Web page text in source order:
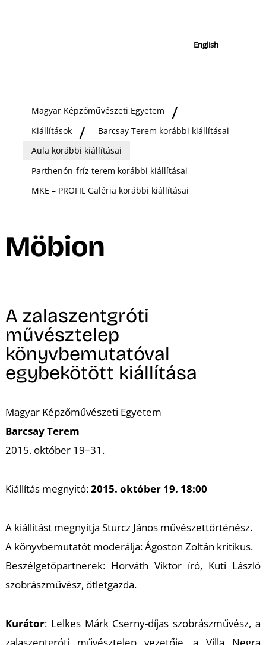
English
Magyar Képzőművészeti Egyetem
Kiállítások
Barcsay Terem korábbi kiállításai
Aula korábbi kiállításai
Parthenón-fríz terem korábbi kiállításai
MKE – PROFIL Galéria korábbi kiállításai
Möbion
A zalaszentgróti
művésztelep
könyvbemutatóval
egybekötött kiállítása
Magyar Képzőművészeti Egyetem
Barcsay Terem
2015. október 19–31.
Kiállítás megnyitó:2015. október 19. 18:00
A kiállítást megnyitja Sturcz János művészettörténész.
A könyvbemutatót moderálja: Ágoston Zoltán kritikus.
Beszélgetőpartnerek: Horváth Viktor író, Kuti László
szobrászművész, ötletgazda.
Kurátor: Lelkes Márk Cserny-díjas szobrászművész, a
zalaszentgróti művésztelep vezetője, a Villa Negra